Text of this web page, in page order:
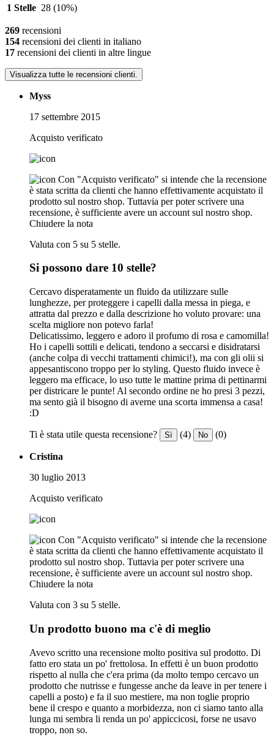
1 Stelle 28 (10%)
269 recensioni
154 recensioni dei clienti in italiano
17 recensioni dei clienti in altre lingue
Visualizza tutte le recensioni clienti.
Myss
17 settembre 2015
Acquisto verificato
Con "Acquisto verificato" si intende che la recensione
è stata scritta da clienti che hanno effettivamente acquistato il
prodotto sul nostro shop. Tuttavia per poter scrivere una
recensione, è sufficiente avere un account sul nostro shop.
Chiudere la nota
Valuta con 5 su 5 stelle.
Si possono dare 10 stelle?
Cercavo disperatamente un fluido da utilizzare sulle
lunghezze, per proteggere i capelli dalla messa in piega, e
attratta dal prezzo e dalla descrizione ho voluto provare: una
scelta migliore non potevo farla!
Delicatissimo, leggero e adoro il profumo di rosa e camomilla!
Ho i capelli sottili e delicati, tendono a seccarsi e disidratarsi
(anche colpa di vecchi trattamenti chimici!), ma con gli olii si
appesantiscono troppo per lo styling. Questo fluido invece è
leggero ma efficace, lo uso tutte le mattine prima di pettinarmi
per districare le punte! Al secondo ordine ne ho presi 3 pezzi,
ma sento già il bisogno di averne una scorta immensa a casa!
:D
Ti è stata utile questa recensione? Sì (4) No (0)
Cristina
30 luglio 2013
Acquisto verificato
Con "Acquisto verificato" si intende che la recensione
è stata scritta da clienti che hanno effettivamente acquistato il
prodotto sul nostro shop. Tuttavia per poter scrivere una
recensione, è sufficiente avere un account sul nostro shop.
Chiudere la nota
Valuta con 3 su 5 stelle.
Un prodotto buono ma c'è di meglio
Avevo scritto una recensione molto positiva sul prodotto. Di
fatto ero stata un po' frettolosa. In effetti è un buon prodotto
rispetto al nulla che c'era prima (da molto tempo cercavo un
prodotto che nutrisse e fungesse anche da leave in per tenere i
capelli a posto) e fa il suo mestiere, ma non toglie proprio
bene il crespo e quanto a morbidezza, non ci siamo tanto alla
lunga mi sembra li renda un po' appiccicosi, forse ne usavo
troppo, non so.